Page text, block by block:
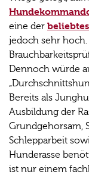
eine der
jedoch sehr
Dennoch würde
Bereits als
Ausbildung der
Grundgehorsam,
Schlepparbeit
Hunderasse
ist nur einem